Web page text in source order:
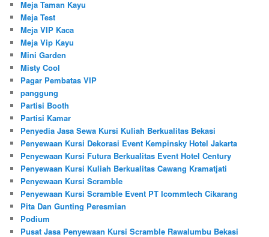
Meja Taman Kayu
Meja Test
Meja VIP Kaca
Meja Vip Kayu
Mini Garden
Misty Cool
Pagar Pembatas VIP
panggung
Partisi Booth
Partisi Kamar
Penyedia Jasa Sewa Kursi Kuliah Berkualitas Bekasi
Penyewaan Kursi Dekorasi Event Kempinsky Hotel Jakarta
Penyewaan Kursi Futura Berkualitas Event Hotel Century
Penyewaan Kursi Kuliah Berkualitas Cawang Kramatjati
Penyewaan Kursi Scramble
Penyewaan Kursi Scramble Event PT Icommtech Cikarang
Pita Dan Gunting Peresmian
Podium
Pusat Jasa Penyewaan Kursi Scramble Rawalumbu Bekasi